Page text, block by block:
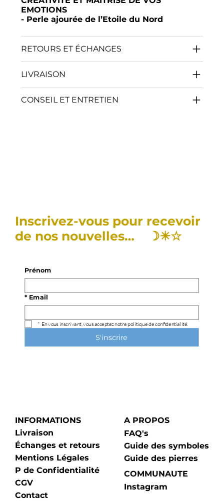
EMOTIONS
- Perle ajourée de l’Etoile du Nord
RETOURS ET ÉCHANGES
LIVRAISON
CONSEIL ET ENTRETIEN
Prénom
* Email
* En vous inscrivant, vous acceptez notre politique de confidentialité.
S'inscrire
Inscrivez-vous pour recevoir
de nos nouvelles… ☽☀︎☆
INFORMATIONS
Livraison
Échanges et retours
Mentions Légales
P de Confidentialité
CGV
Contact
A PROPOS
FAQ's
Guide des symboles
Guide des pierres
COMMUNAUTE
Instagram